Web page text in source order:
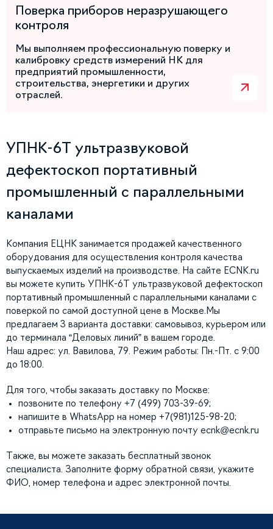
Поверка приборов неразрушающего
контроля
Мы выполняем профессиональную поверку и
калибровку средств измерений НК для
предприятий промышленности,
строительства, энергетики и других
отраслей.
УПНК-6Т ультразвуковой
дефектоскоп портативный
промышленный с параллельными
каналами
Компания ЕЦНК занимается продажей качественного
оборудования для осуществления контроля качества
выпускаемых изделий на производстве. На сайте ECNK.ru
вы можете купить УПНК-6Т ультразвуковой дефектоскоп
портативный промышленный с параллельными каналами с
поверкой по самой доступной цене в Москве.Мы
предлагаем 3 варианта доставки: самовывоз, курьером или
до терминала “Деловых линий” в вашем городе.
Наш адрес: ул. Вавилова, 79. Режим работы: Пн.-Пт. с 9:00
до 18:00.
Для того, чтобы заказать доставку по Москве:
позвоните по телефону +7 (499) 703-39-69;
напишите в WhatsApp на номер +7(981)125-98-20;
отправьте письмо на электронную почту ecnk@ecnk.ru
Также, вы можете заказать бесплатный звонок
специалиста. Заполните форму обратной связи, укажите
ФИО, номер телефона и адрес электронной почты.